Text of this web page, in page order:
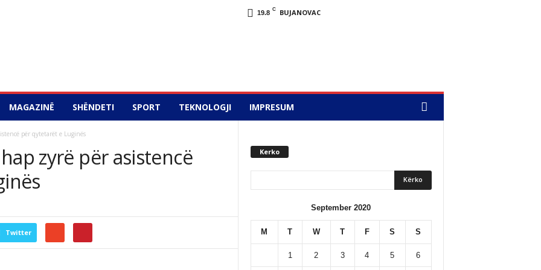
19.8 C
BUJANOVAC
MAGAZINË SHËNDETI SPORT TEKNOLOGJI IMPRESUM
për qytetarët e Luginës
zyrë për asistencë
Twitter
Kerko
September 2020
M T W T F S S
1 2 3 4 5 6